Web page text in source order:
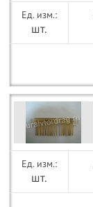
шт.
шт.